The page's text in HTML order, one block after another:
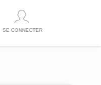
SE CONNECTER